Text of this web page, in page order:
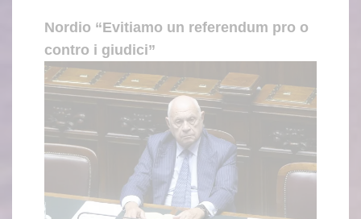
Nordio “Evitiamo un referendum pro o
contro i giudici”